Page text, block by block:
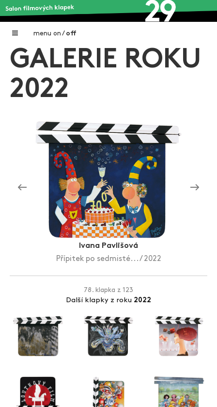
menu on / off
Home
Galerie filmových klapek
O projektu
Aktuální výstavy
Aukce filmových klapek
Aktuality
Zlín Film Festival
GALERIE ROKU
2022
Ivana Pavlišová
Přípitek po sedmisté... / 2022
78. klapka z 123
Další klapky z roku 2022